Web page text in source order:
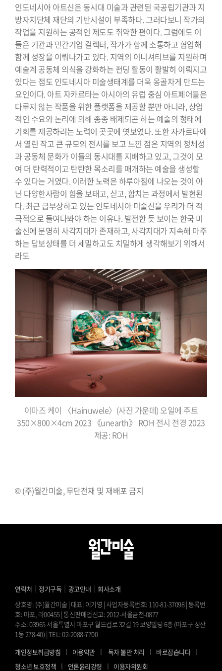
인도네시아 아트신은 동시대 미술과 관련된 국공립기관과 지
방자치단체 재단의 기반시설이 부족하다. 그러다보니 작가의
작업을 지원하는 공적인 제도도 취약한 편이다. 그럼에도 이
들은 기관과 민간기업 컬렉터, 작가가 함께 소통하고 협업해
함께 성장을 이뤄나가고 있다. 지역의 이니셔티브를 지원하며
예술계 공동체 의식을 강화하는 펀딩 활동이 활발히 이뤄지고
있다는 점도 인도네시아 미술생태계를 더욱 옹골차게 만드는
요인이다. 아트 자카르타는 아시아의 유럽 중심 아트페어들은
다루지 않는 작품을 위한 플랫폼을 제공할 뿐만 아니라, 상업
적인 수요와 논리에 의해 종종 배제되곤 하는 예술의 형태에
기회를 제공하려는 노력이 곳곳에 엿보였다. 또한 자카르타에
서 열린 작고 큰 규모의 전시를 보고 느낀 점은 지역의 정체성
과 공동체 문화가 이들의 동시대를 지배하고 있고, 그것이 모
여 더 탄력적이고 탄탄한 목소리를 매개하는 예술을 생성할
수 있다는 거였다. 이러한 노력은 하루아침에 나오는 것이 아
닌 다양한사람이 힘을 보태고, 싣고, 합치는 과정에서 발현된
다. 최근 급부상하고 있는 인도네시아 미술신을 우리가 더 적
극적으로 들여다봐야 하는 이유다. 발전한 듯 보이는 한국 미
술신에 분명히 사각지대가 존재하고, 사각지대가 지속해 마주
하는 답보상태를 더 세밀하고도 치밀하게 생각해보기 위해서
라도
이마즈 케이 〈Hainuwele〉(사진 가운데) 오일에 주트
350×800×4cm 2023 《unearth》 ROH 전시 전경 2023
제공: ROH
© (주)월간미술, 무단전재 및 재배포 금지
연락처 ｜ 정기구독 ｜ 광고안내 ｜ 회사소개
상호명: (주)월간미술 | 대표: 이기영 | 사업자등록번호: 110-81-37098 | 등록번
호: 마포, 라00455 | 통신판매업신고: 2012-서울금천-0877
주소: 03965 서울특별시 마포구 월드컵로 32길 19 보양빌딩 6층 (마포구 성산
1동 278-40) | TEL: 02-2088-7700
개인정보취급방침 l 이용약관 l 독자 불만 처리 l 바로잡습니다 l
청소년 보호정책 l 언론윤리강령 l 이용자위원회